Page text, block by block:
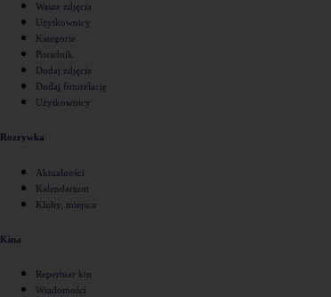
Wasze zdjęcia
Użytkownicy
Kategorie
Poradnik
Dodaj zdjęcie
Dodaj fotorelację
Użytkownicy
Rozrywka
Aktualności
Kalendarium
Kluby, miejsca
Kina
Repertuar kin
Wiadomości